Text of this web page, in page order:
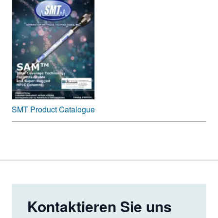
1000D
SMTgel
2000D
5, 10 µm
SMT Product Catalogue
Kontaktieren Sie uns